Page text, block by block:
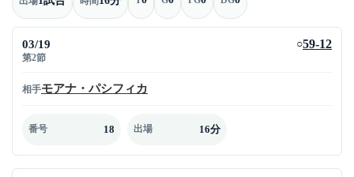
03/19
第2節
○59-12
相手モアナ・パシフィカ
番号 18 出場 16分